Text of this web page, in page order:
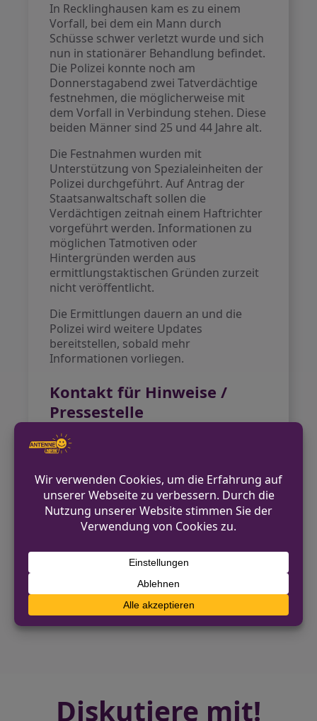
In Recklinghausen kam es zu einem
Vorfall, bei dem ein Mann durch
Schüsse schwer verletzt wurde und sich
nun in stationärer Behandlung befindet.
Die Polizei konnte noch am
Donnerstagabend zwei Tatverdächtige
festnehmen, die möglicherweise mit
dem Vorfall in Verbindung stehen. Diese
beiden Männer sind 25 und 44 Jahre alt.
Die Festnahmen wurden mit
Unterstützung von Spezialeinheiten der
Polizei durchgeführt. Auf Antrag der
Staatsanwaltschaft sollen die
Verdächtigen zeitnah einem Haftrichter
vorgeführt werden. Informationen zu
möglichen Tatmotiven oder
Hintergründen werden aus
ermittlungstaktischen Gründen zurzeit
nicht veröffentlicht.
Die Ermittlungen dauern an und die
Polizei wird weitere Updates
bereitstellen, sobald mehr
Informationen vorliegen.
Kontakt für Hinweise /
Pressestelle
Polizei Recklinghausen
02361 55 1031
https://recklinghausen.polizei.nrw/
Kölner Polizei nimmt mutmaßlichen
Handydieb am Dom fest
NÄCHSTER BEITRAG
Bad Salzuflen: Verkehrsunfall durch
missachtete Vorfahrt
Diskutiere mit!